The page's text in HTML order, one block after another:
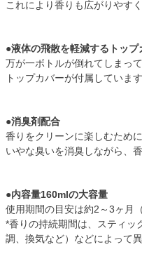
これにより香りも広がりやすく
●液体の飛散を軽減するトップ
万が一ボトルが倒れてしまっ
トップカバーが付属しています
●消臭剤配合
香りをクリーンに楽しむため
いやな臭いを消臭しながら、
●内容量160mlの大容量
使用期間の目安は約2～3ヶ月
*香りの持続期間は、スティッ
調、換気など）などによって異